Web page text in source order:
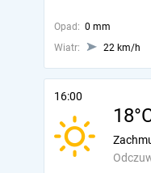
Opad: 0 mm
Wiatr:
22 km/h
16:00